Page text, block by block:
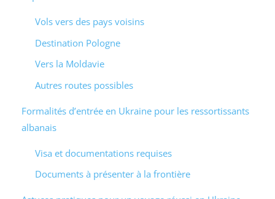
Vols vers des pays voisins
Destination Pologne
Vers la Moldavie
Autres routes possibles
Formalités d’entrée en Ukraine pour les ressortissants
albanais
Visa et documentations requises
Documents à présenter à la frontière